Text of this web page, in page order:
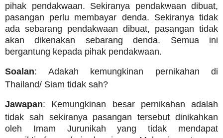
pihak pendakwaan. Sekiranya pendakwaan dibuat,
pasangan perlu membayar denda. Sekiranya tidak
ada sebarang pendakwaan dibuat, pasangan tidak
akan dikenakan sebarang denda. Semua ini
bergantung kepada pihak pendakwaan.
Soalan: Adakah kemungkinan pernikahan di
Thailand/ Siam tidak sah?
Jawapan: Kemungkinan besar pernikahan adalah
tidak sah sekiranya pasangan tersebut dinikahkan
oleh Imam Jurunikah yang tidak mendapat